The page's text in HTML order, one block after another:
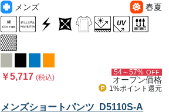
メンズ
春夏
￥5,717(税込)
54～57% OFF
オープン価格
1%ポイント 還元
メンズショートパンツ D5110S-A